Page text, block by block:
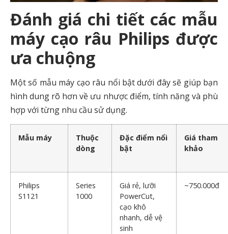
Đánh giá chi tiết các mẫu
máy cạo râu Philips được
ưa chuộng
Một số mẫu máy cạo râu nổi bật dưới đây sẽ giúp bạn
hình dung rõ hơn về ưu nhược điểm, tính năng và phù
hợp với từng nhu cầu sử dụng.
Mẫu máy
Thuộc
dòng
Đặc điểm nổi
bật
Giá tham
khảo
Philips
S1121
Series
1000
Giá rẻ, lưỡi
PowerCut,
cạo khô
nhanh, dễ vệ
sinh
~750.000đ